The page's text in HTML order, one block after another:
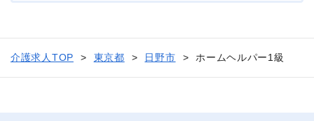
介護求人TOP 東京都 日野市 ホームヘルパー1級